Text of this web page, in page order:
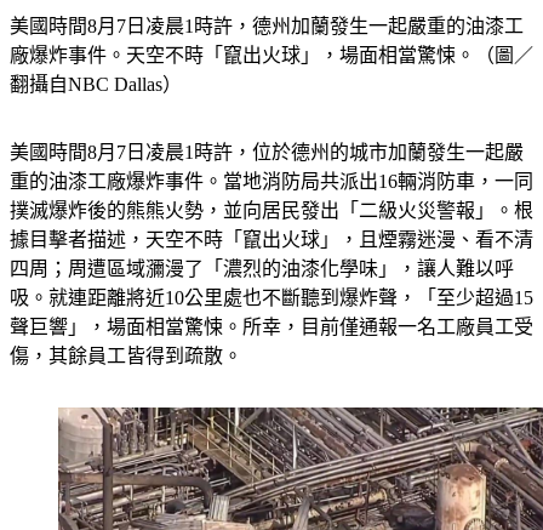
美國時間8月7日凌晨1時許，德州加蘭發生一起嚴重的油漆工
廠爆炸事件。天空不時「竄出火球」，場面相當驚悚。（圖／
美國時間8月7日凌晨1時許，位於德州的城市加蘭發生一起嚴
重的油漆工廠爆炸事件。當地消防局共派出16輛消防車，一同
撲滅爆炸後的熊熊火勢，並向居民發出「二級火災警報」。根
據目擊者描述，天空不時「竄出火球」，且煙霧迷漫、看不清
四周；周遭區域瀰漫了「濃烈的油漆化學味」，讓人難以呼
吸。就連距離將近10公里處也不斷聽到爆炸聲，「至少超過15
聲巨響」，場面相當驚悚。所幸，目前僅通報一名工廠員工受